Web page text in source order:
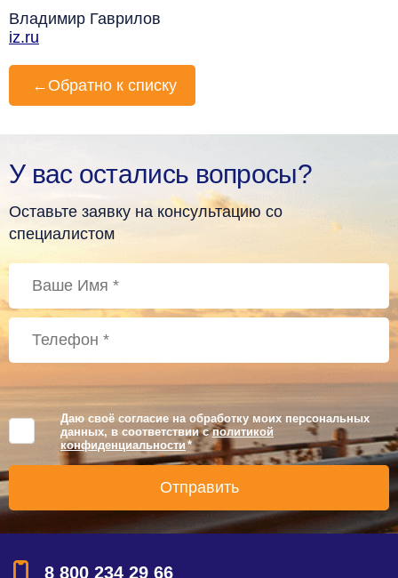
Владимир Гаврилов
iz.ru
← Обратно к списку
У вас остались вопросы?
Оставьте заявку на консультацию со
специалистом
Даю своё согласие на обработку моих персональных
данных, в соответствии сполитикой
конфиденциальности *
8 800 234 29 66